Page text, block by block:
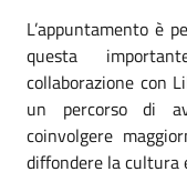
L’appuntamento è
questa
collaborazione con
un percorso di
coinvolgere
diffondere la cultura